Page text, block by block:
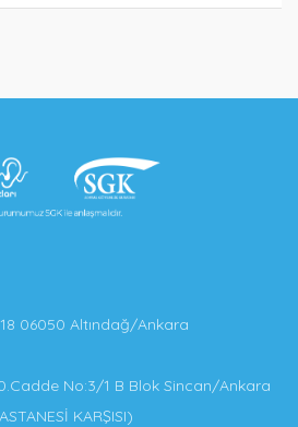
06050 Altındağ/Ankara
No:3/1 B Blok Sincan/Ankara
KARŞISI)